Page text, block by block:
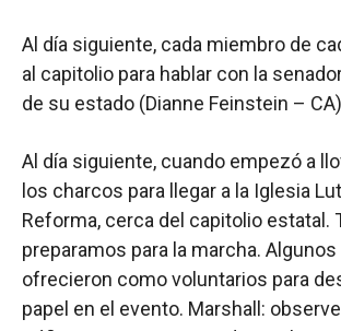
Al día siguiente, cada miembro de
al capitolio para hablar con la
de su estado (Dianne Feinstein –
Al día siguiente, cuando empezó a
los charcos para llegar a la Iglesia
Reforma, cerca del capitolio estatal.
preparamos para la marcha.
ofrecieron como voluntarios para
papel en el evento. Marshall: